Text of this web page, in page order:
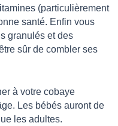
(particulièrement
santé. Enfin vous
granulés et des
sûr de combler ses
à votre cobaye
Les bébés auront de
les adultes.